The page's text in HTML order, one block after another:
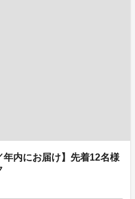
年内にお届け】先着12名様